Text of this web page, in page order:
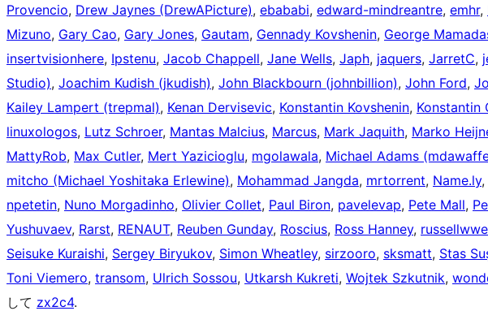
Provencio, Drew Jaynes (DrewAPicture), ebababi, edward-mindreantre, emhr,
Mizuno, Gary Cao, Gary Jones, Gautam, Gennady Kovshenin, George
insertvisionhere, Ipstenu, Jacob Chappell, Jane Wells, Japh, jaquers, JarretC,
Studio), Joachim Kudish (jkudish), John Blackbourn (johnbillion), John Ford,
Kailey Lampert (trepmal), Kenan Dervisevic, Konstantin Kovshenin, Konstantin
linuxologos, Lutz Schroer, Mantas Malcius, Marcus, Mark Jaquith, Marko
MattyRob, Max Cutler, Mert Yazicioglu, mgolawala, Michael Adams
mitcho (Michael Yoshitaka Erlewine), Mohammad Jangda, mrtorrent, Name.ly,
npetetin, Nuno Morgadinho, Olivier Collet, Paul Biron, pavelevap, Pete Mall,
Yushuvaev, Rarst, RENAUT, Reuben Gunday, Roscius, Ross Hanney,
Seisuke Kuraishi, Sergey Biryukov, Simon Wheatley, sirzooro, sksmatt, Stas
Toni Viemero, transom, Ulrich Sossou, Utkarsh Kukreti, Wojtek Szkutnik,
して zx2c4.